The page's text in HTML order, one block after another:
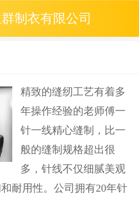
制衣有限公司
精致的缝纫工艺有着多
年操作经验的老师傅一
针一线精心缝制，比一
般的缝制规格超出很
多，针线不仅细腻美观
耐用性。公司拥有20年针